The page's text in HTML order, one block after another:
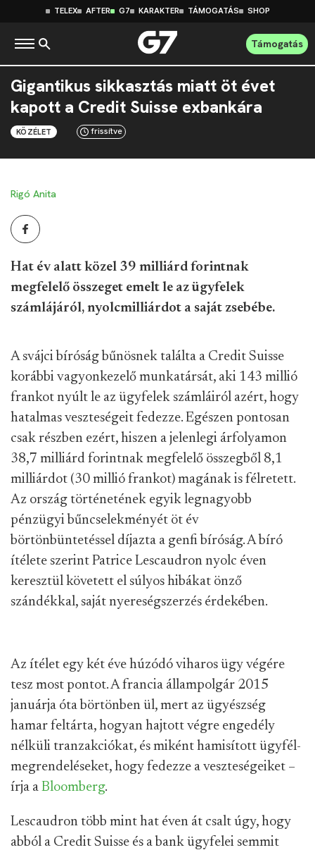
TELEX AFTER G7 KARAKTER TÁMOGATÁS SHOP
Támogatás
Gigantikus sikkasztás miatt öt évet
kapott a Credit Suisse exbankára
KÖZÉLET frissítve
Rigó Anita
Hat év alatt közel 39 milliárd forintnak
megfelelő összeget emelt le az ügyfelek
számlájáról, nyolcmilliárdot a saját zsebébe.
A svájci bíróság bűnösnek találta a Credit Suisse
korábbi vagyonkezelő munkatársát, aki 143 millió
frankot nyúlt le az ügyfelek számláiról azért, hogy
hatalmas veszteségeit fedezze. Egészen pontosan
csak részben ezért, hiszen a jelenlegi árfolyamon
38,7 milliárd forintnak megfelelő összegből 8,1
milliárdot (30 millió frankot) magának is félretett.
Az ország történetének egyik legnagyobb
pénzügyi bűncselekményét öt év
börtönbüntetéssel díjazta a genfi bíróság. A bíró
ítélete szerint Patrice Lescaudron nyolc éven
keresztül követett el súlyos hibákat önző
szándékkal, saját nyereségszerzés érdekében.
Az ítélet egy két éve húzódó viharos ügy végére
tesz most pontot. A francia állampolgár 2015
januárja óta börtönben ül, mert az ügyészség
hamar feltárta, hogyan hajtott végre engedély
nélküli tranzakciókat, és miként hamisított ügyfél-
megrendeléseket, hogy fedezze a veszteségeiket –
írja a Bloomberg.
Lescaudron több mint hat éven át csalt úgy, hogy
abból a Credit Suisse és a bank ügyfelei semmit